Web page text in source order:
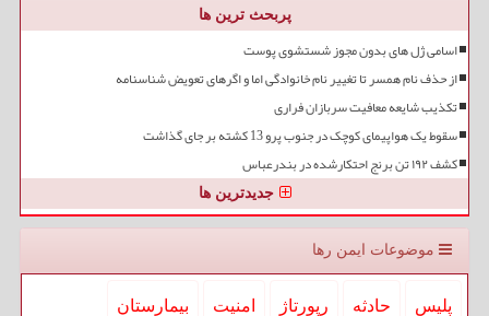
پربحث ترین ها
اسامی ژل های بدون مجوز شستشوی پوست
از حذف نام همسر تا تغییر نام خانوادگی اما و اگرهای تعویض شناسنامه
تکذیب شایعه معافیت سربازان فراری
سقوط یک هواپیمای کوچک در جنوب پرو 13 کشته بر جای گذاشت
کشف ۱۹۲ تن برنج احتکارشده در بندرعباس
جدیدترین ها
موضوعات ایمن رها
پلیس حادثه رپورتاژ امنیت بیمارستان